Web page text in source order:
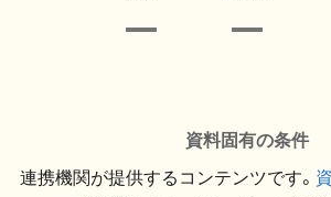
資料固有の条件
連携機関が提供するコンテンツです。